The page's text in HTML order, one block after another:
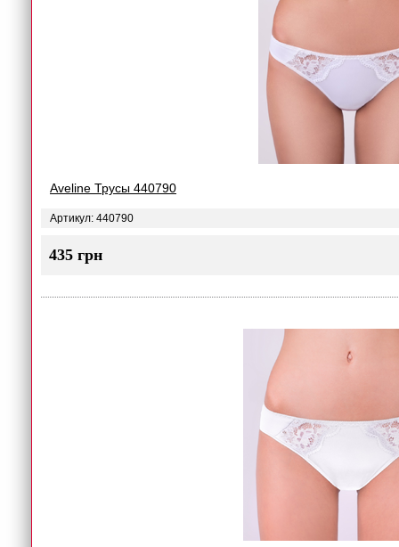
Aveline Трусы 440790
Артикул: 440790
435 грн